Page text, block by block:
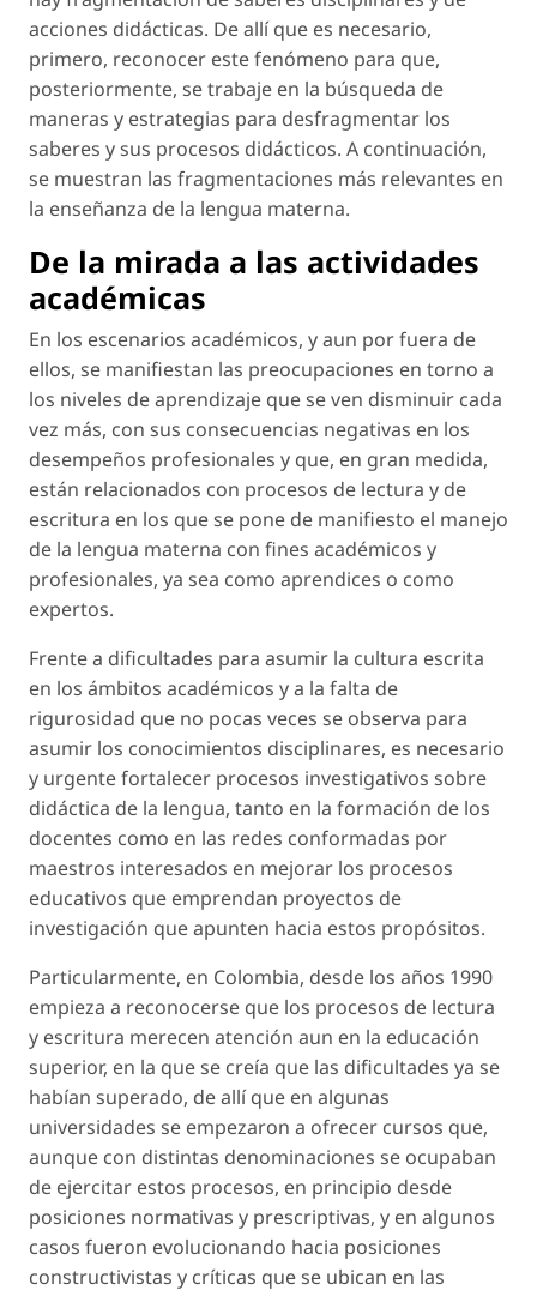
acciones didácticas. De allí que es necesario,
primero, reconocer este fenómeno para que,
posteriormente, se trabaje en la búsqueda de
maneras y estrategias para desfragmentar los
saberes y sus procesos didácticos. A continuación,
se muestran las fragmentaciones más relevantes en
la enseñanza de la lengua materna.
De la mirada a las actividades
académicas
En los escenarios académicos, y aun por fuera de
ellos, se manifiestan las preocupaciones en torno a
los niveles de aprendizaje que se ven disminuir cada
vez más, con sus consecuencias negativas en los
desempeños profesionales y que, en gran medida,
están relacionados con procesos de lectura y de
escritura en los que se pone de manifiesto el manejo
de la lengua materna con fines académicos y
profesionales, ya sea como aprendices o como
expertos.
Frente a dificultades para asumir la cultura escrita
en los ámbitos académicos y a la falta de
rigurosidad que no pocas veces se observa para
asumir los conocimientos disciplinares, es necesario
y urgente fortalecer procesos investigativos sobre
didáctica de la lengua, tanto en la formación de los
docentes como en las redes conformadas por
maestros interesados en mejorar los procesos
educativos que emprendan proyectos de
investigación que apunten hacia estos propósitos.
Particularmente, en Colombia, desde los años 1990
empieza a reconocerse que los procesos de lectura
y escritura merecen atención aun en la educación
superior, en la que se creía que las dificultades ya se
habían superado, de allí que en algunas
universidades se empezaron a ofrecer cursos que,
aunque con distintas denominaciones se ocupaban
de ejercitar estos procesos, en principio desde
posiciones normativas y prescriptivas, y en algunos
casos fueron evolucionando hacia posiciones
constructivistas y críticas que se ubican en las